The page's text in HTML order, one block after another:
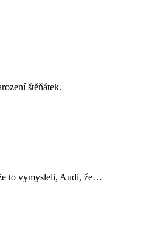
štěňátek.
to vymysleli, Audi, že…